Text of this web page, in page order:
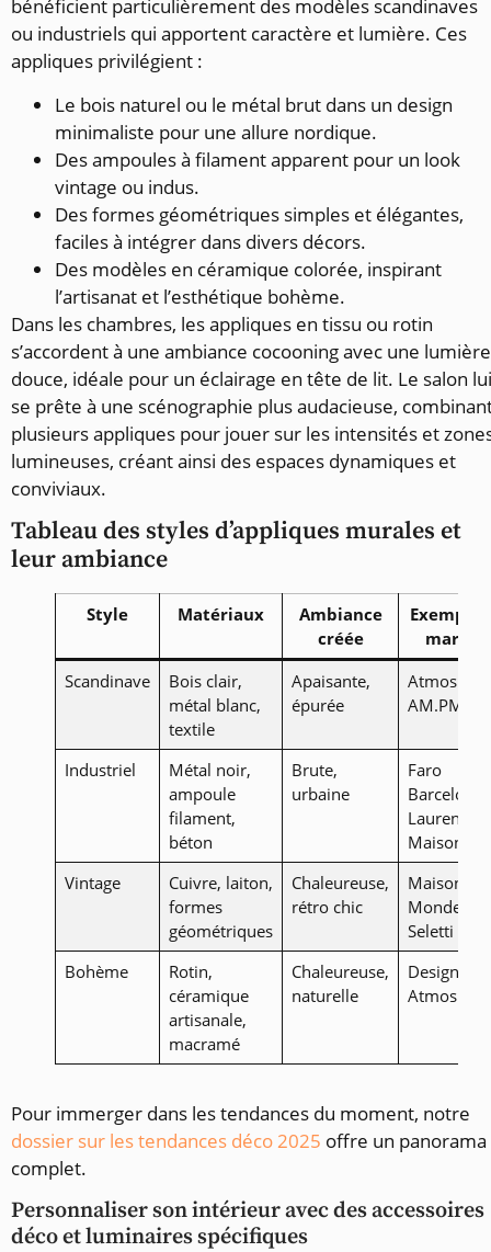
bénéficient particulièrement des modèles scandinaves
ou industriels qui apportent caractère et lumière. Ces
appliques privilégient :
Le bois naturel ou le métal brut dans un design
minimaliste pour une allure nordique.
Des ampoules à filament apparent pour un look
vintage ou indus.
Des formes géométriques simples et élégantes,
faciles à intégrer dans divers décors.
Des modèles en céramique colorée, inspirant
l’artisanat et l’esthétique bohème.
Dans les chambres, les appliques en tissu ou rotin
s’accordent à une ambiance cocooning avec une lumière
douce, idéale pour un éclairage en tête de lit. Le salon
se prête à une scénographie plus audacieuse,
plusieurs appliques pour jouer sur les intensités et
lumineuses, créant ainsi des espaces dynamiques et
conviviaux.
Tableau des styles d’appliques murales et
leur ambiance
Style Matériaux
Ambiance
créée
Exemple
marque
Scandinave
Bois clair,
métal blanc,
textile
Apaisante,
épurée
AM.PM
Industriel
Métal noir,
ampoule
filament,
béton
Brute,
urbaine
Faro
Barcelona,
Laurent
Maison
Vintage
Cuivre, laiton,
formes
géométriques
Chaleureuse,
rétro chic
Maisons
Monde,
Seletti
Bohème
Rotin,
céramique
artisanale,
macramé
Chaleureuse,
naturelle
Pour immerger dans les tendances du moment, notre
dossier sur les tendances déco 2025 offre un panorama
complet.
Personnaliser son intérieur avec des accessoires
déco et luminaires spécifiques